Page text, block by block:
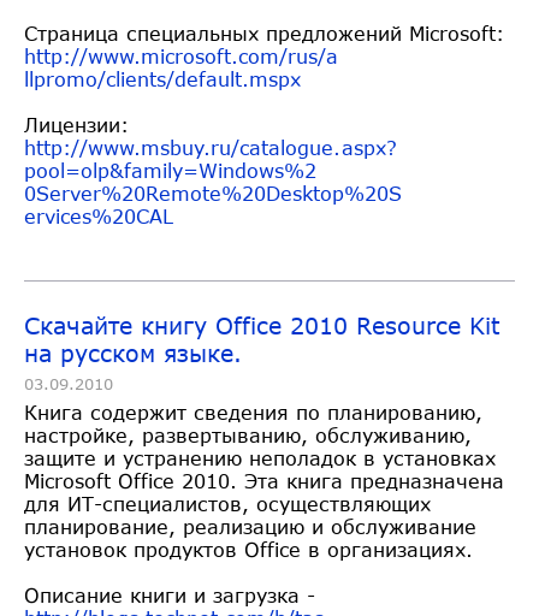
Страница специальных предложений Microsoft:
http://www.microsoft.com/rus/a
llpromo/clients/default.mspx
Лицензии:
http://www.msbuy.ru/catalogue.aspx?
pool=olp&family=Windows%2
0Server%20Remote%20Desktop%20S
ervices%20CAL
Скачайте книгу Office 2010 Resource Kit
на русском языке.
03.09.2010
Книга содержит сведения по планированию,
настройке, развертыванию, обслуживанию,
защите и устранению неполадок в установках
Microsoft Office 2010. Эта книга предназначена
для ИТ-специалистов, осуществляющих
планирование, реализацию и обслуживание
установок продуктов Office в организациях.
Описание книги и загрузка -